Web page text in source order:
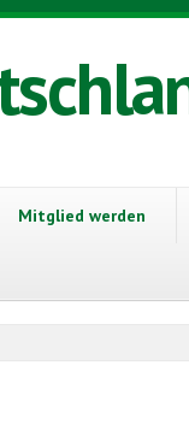
Mitglied werden